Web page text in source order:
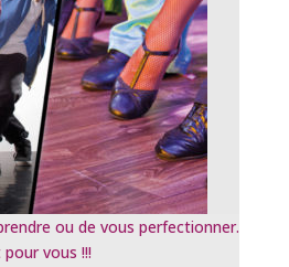
ou de vous perfectionner.
vous !!!